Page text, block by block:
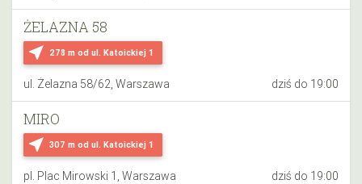
near_me 278 m od ul. Katoickiej 1
ŻELAZNA 58
ul. Żelazna 58/62, Warszawa dziś do 19:00
near_me 307 m od ul. Katoickiej 1
MIRO
pl. Plac Mirowski 1, Warszawa dziś do 19:00